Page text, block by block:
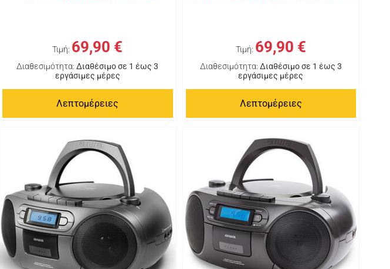
Τιμή: 69,90 €
Διαθεσιμότητα: Διαθέσιμο σε 1 έως 3
εργάσιμες μέρες
Λεπτομέρειες
Τιμή: 69,90 €
Διαθεσιμότητα: Διαθέσιμο σε 1 έως 3
εργάσιμες μέρες
Λεπτομέρειες